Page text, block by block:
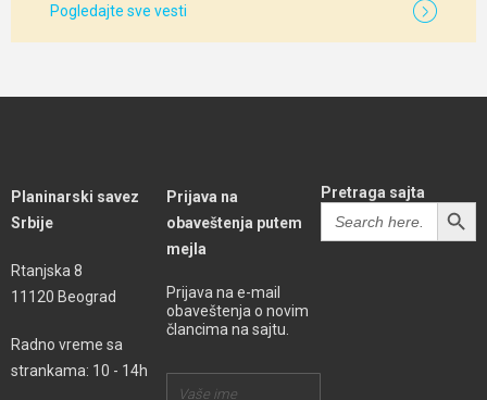
Pogledajte sve vesti
Planinarski savez
Srbije
Rtanjska 8
11120 Beograd
Radno vreme sa
strankama: 10 - 14h
Prijava na
obaveštenja putem
mejla
Prijava na e-mail
obaveštenja o novim
člancima na sajtu.
Pretraga sajta
Search
for:
SEARCH